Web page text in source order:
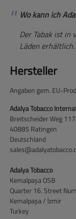
Wo kann ich
Der Tabak ist in
Läden erhältlich.
Hersteller
Angaben gem. EU-
Adalya Tobacco
Breitscheider Weg
40885 Ratingen
Deutschland
Adalya Tobacco
Kemalpaşa OSB
Quarter 16. Street
Kemalpaşa / İzmir
Turkey